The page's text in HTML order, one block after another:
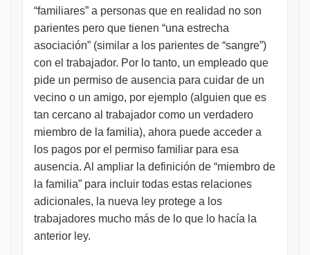
“familiares” a personas que en realidad no son
parientes pero que tienen “una estrecha
asociación” (similar a los parientes de “sangre”)
con el trabajador. Por lo tanto, un empleado que
pide un permiso de ausencia para cuidar de un
vecino o un amigo, por ejemplo (alguien que es
tan cercano al trabajador como un verdadero
miembro de la familia), ahora puede acceder a
los pagos por el permiso familiar para esa
ausencia. Al ampliar la definición de “miembro de
la familia” para incluir todas estas relaciones
adicionales, la nueva ley protege a los
trabajadores mucho más de lo que lo hacía la
anterior ley.